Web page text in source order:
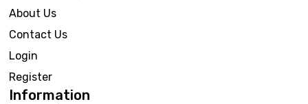
About Us
Contact Us
Login
Register
Information